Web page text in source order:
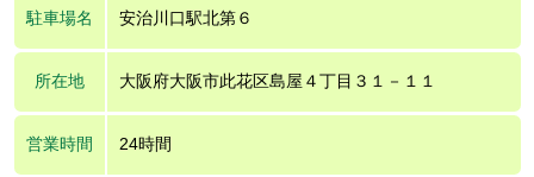
駐車場名 安治川口駅北第６
所在地 大阪府大阪市此花区島屋４丁目３１－１１
営業時間 24時間